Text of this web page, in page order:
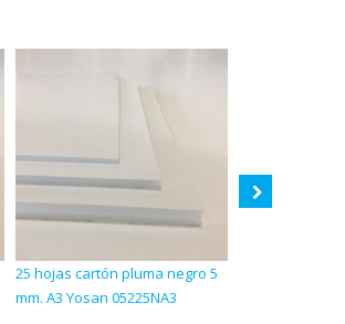
25 hojas cartón pluma negro 5
mm. A3 Yosan 05225NA3